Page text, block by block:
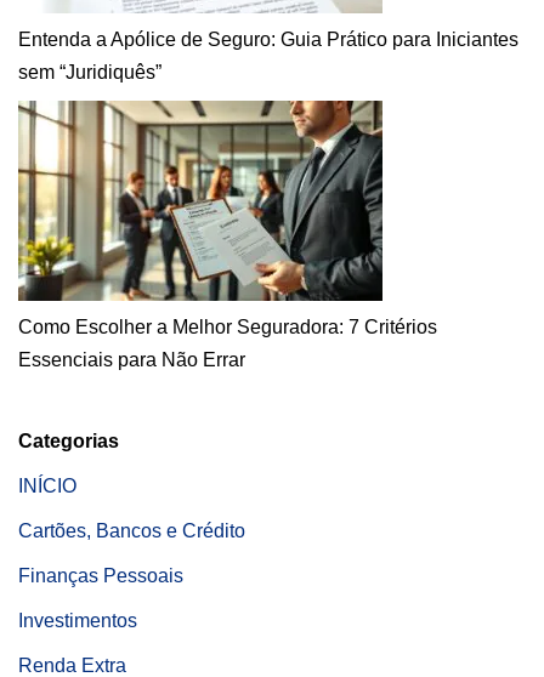
Entenda a Apólice de Seguro: Guia Prático para Iniciantes
sem “Juridiquês”
Como Escolher a Melhor Seguradora: 7 Critérios
Essenciais para Não Errar
Categorias
INÍCIO
Cartões, Bancos e Crédito
Finanças Pessoais
Investimentos
Renda Extra